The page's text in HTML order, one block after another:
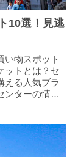
10選！見逃
い物スポット
ットとは？セ
える人気ブラ
ンターの情報